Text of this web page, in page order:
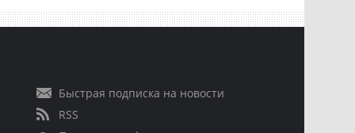
Быстрая подписка на новости
RSS